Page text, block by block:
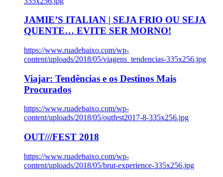
JAMIE’S ITALIAN | SEJA FRIO OU SEJA
QUENTE… EVITE SER MORNO!
https://www.ruadebaixo.com/wp-
content/uploads/2018/05/viagens_tendencias-335x256.jpg
Viajar: Tendências e os Destinos Mais
Procurados
https://www.ruadebaixo.com/wp-
content/uploads/2018/05/outfest2017-8-335x256.jpg
OUT///FEST 2018
https://www.ruadebaixo.com/wp-
content/uploads/2018/05/brut-experience-335x256.jpg